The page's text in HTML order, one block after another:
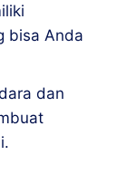
bisa Anda
dan